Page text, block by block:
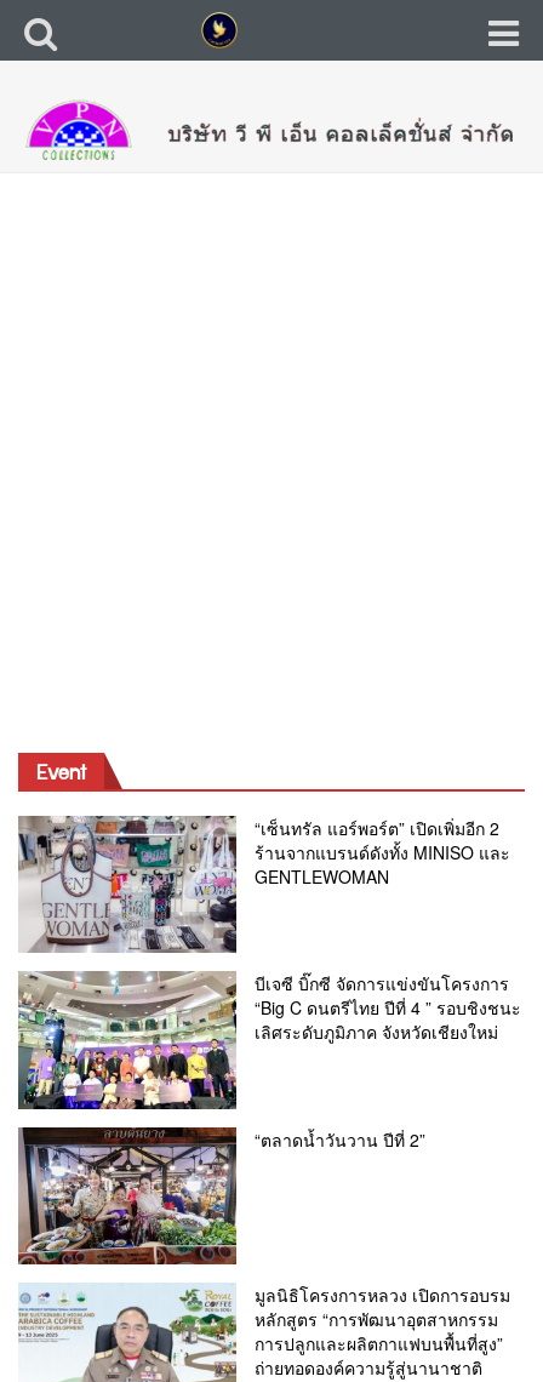
Event
“เซ็นทรัล แอร์พอร์ต” เปิดเพิ่มอีก 2
ร้านจากแบรนด์ดังทั้ง MINISO และ
GENTLEWOMAN
บีเจซี บิ๊กซี จัดการแข่งขันโครงการ
“Big C ดนตรีไทย ปีที่ 4 ” รอบชิงชนะ
เลิศระดับภูมิภาค จังหวัดเชียงใหม่
“ตลาดน้ำวันวาน ปีที่ 2”
มูลนิธิโครงการหลวง เปิดการอบรม
หลักสูตร “การพัฒนาอุตสาหกรรม
การปลูกและผลิตกาแฟบนพื้นที่สูง”
ถ่ายทอดองค์ความรู้สู่นานาชาติ